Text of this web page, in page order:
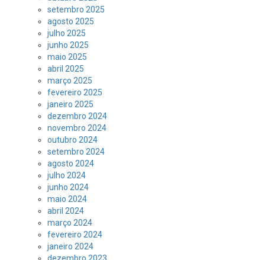
setembro 2025
agosto 2025
julho 2025
junho 2025
maio 2025
abril 2025
março 2025
fevereiro 2025
janeiro 2025
dezembro 2024
novembro 2024
outubro 2024
setembro 2024
agosto 2024
julho 2024
junho 2024
maio 2024
abril 2024
março 2024
fevereiro 2024
janeiro 2024